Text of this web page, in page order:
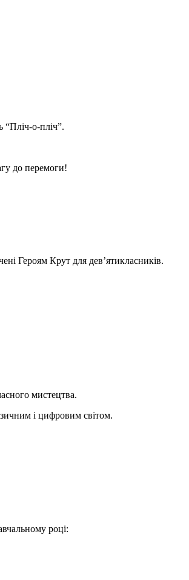
“Пліч-о-пліч”.
до перемоги!
Героям Крут для дев’ятикласників.
мистецтва.
і цифровим світом.
році: